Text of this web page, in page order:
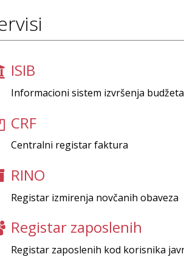
ISIB
Informacioni sistem izvršenja budžeta
CRF
Centralni registar faktura
RINO
Registar izmirenja novčanih obaveza
Registar zaposlenih
Registar zaposlenih kod korisnika